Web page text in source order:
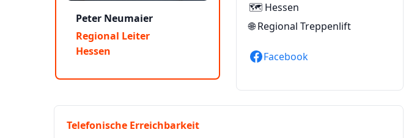
Peter Neumaier
Regional Leiter
Hessen
🗺️ Hessen
🌐Regional Treppenlift
Facebook
Telefonische Erreichbarkeit